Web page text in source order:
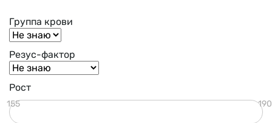
Группа крови
Резус-фактор
Рост
155 190